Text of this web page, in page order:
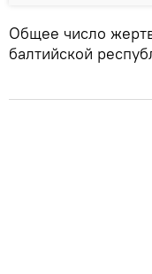
Общее число
балтийской